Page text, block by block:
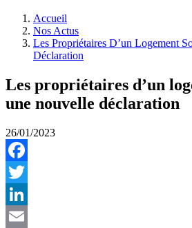
Accueil
Nos Actus
Les Propriétaires D’un Logement
Déclaration
Les propriétaires d’un
une nouvelle déclaration
26/01/2023
Facebook
Twitter
LinkedIn